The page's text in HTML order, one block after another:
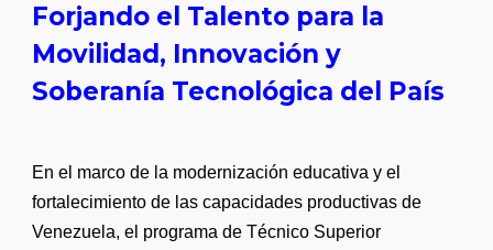
Forjando el Talento para la
Movilidad, Innovación y
Soberanía Tecnológica del País
En el marco de la modernización educativa y el
fortalecimiento de las capacidades productivas de
Venezuela, el programa de Técnico Superior